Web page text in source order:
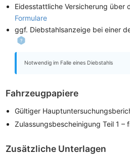
Eidesstattliche Versicherung über
Formulare
ggf. Diebstahlsanzeige bei einer
Notwendig im Falle eines Diebstahls
Fahrzeugpapiere
Gültiger
Zulassungsbescheinigung Teil 1 –
Zusätzliche Unterlagen